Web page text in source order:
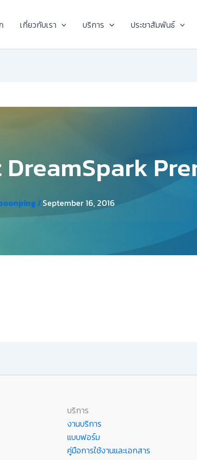
เกี่ยวกับเรา บริการ ประชาสัมพันธ์
/September 16, 2016
บริการ
งานบริการ
แบบฟอร์ม
คู่มือการใช้งานและเอกสาร